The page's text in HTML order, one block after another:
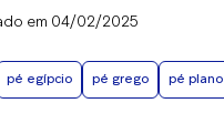
em 04/02/2025
pé egípcio pé grego pé plano